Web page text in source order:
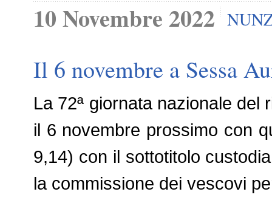
10 Novembre 2022
Il 6 novembre a Sessa
La 72ª giornata nazionale
il 6 novembre prossimo con
9,14) con il sottotitolo
la commissione dei vescovi